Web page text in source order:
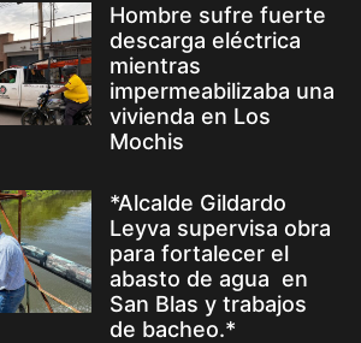
Hombre sufre fuerte
descarga eléctrica
mientras
impermeabilizaba una
vivienda en Los
Mochis
*Alcalde Gildardo
Leyva supervisa obra
para fortalecer el
abasto de agua en
San Blas y trabajos
de bacheo.*